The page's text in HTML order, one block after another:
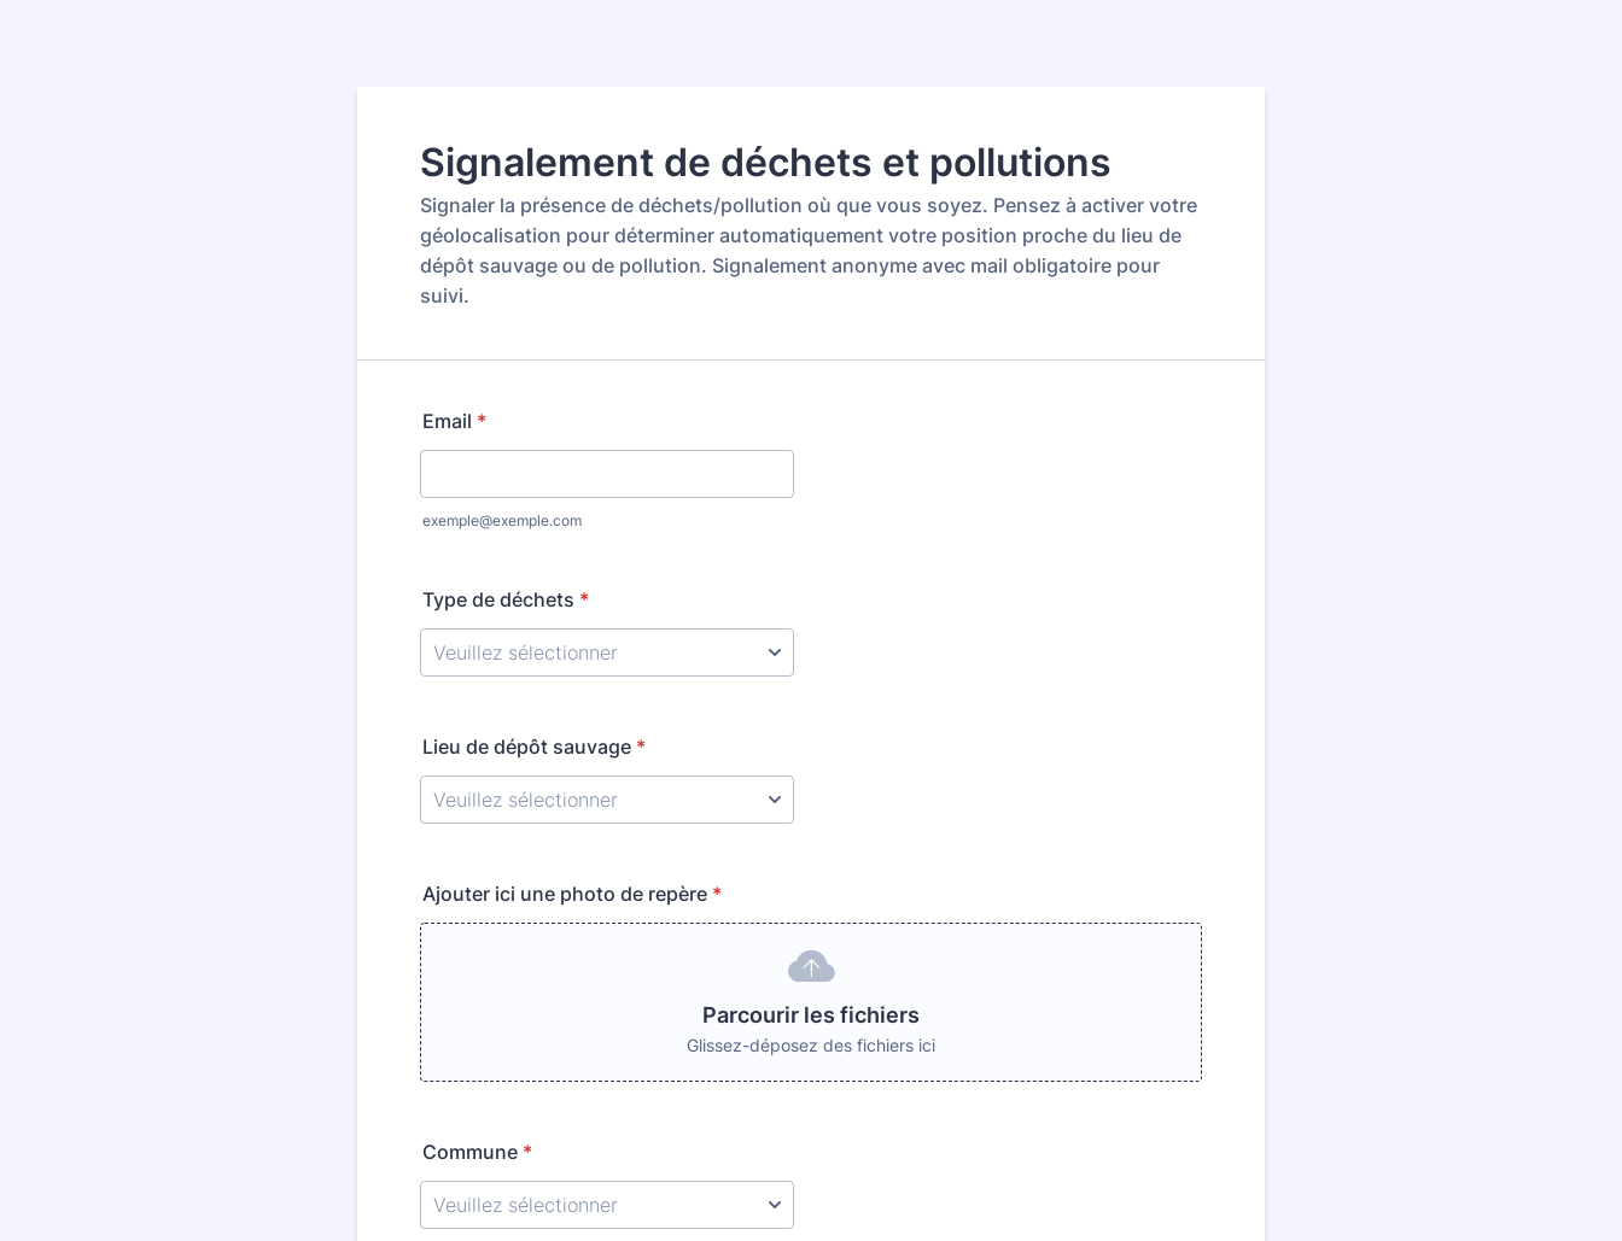
Signalement de déchets et pollutions
Signaler la présence de déchets/pollution où que vous soyez. Pensez à activer votre
géolocalisation pour déterminer automatiquement votre position proche du lieu de
dépôt sauvage ou de pollution. Signalement anonyme avec mail obligatoire pour
suivi.
Email *
exemple@exemple.com
Type de déchets *
Lieu de dépôt sauvage *
Ajouter ici une photo de repère *
Parcourir les fichiers
Glissez-déposez des fichiers ici
Commune *